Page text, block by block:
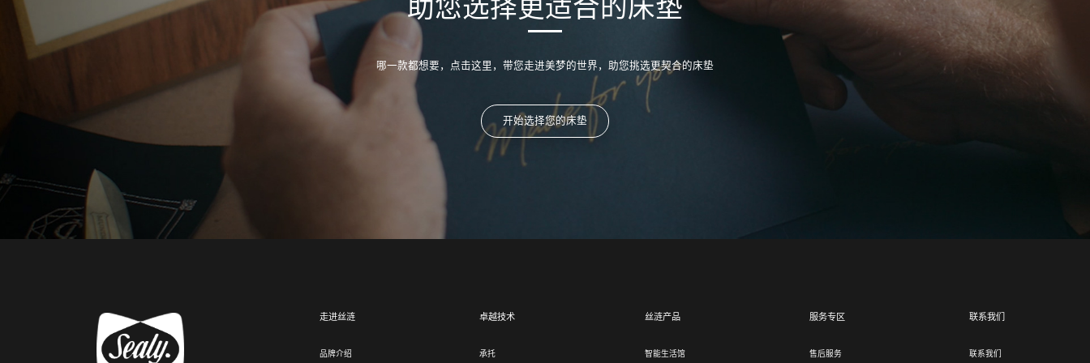
助您选择更适合的床垫
哪一款都想要，点击这里，带您走进美梦的世界，助您挑选更契合的床垫
开始选择您的床垫
走进丝涟
品牌介绍
卓越技术
承托
丝涟产品
智能生活馆
服务专区
售后服务
联系我们
联系我们